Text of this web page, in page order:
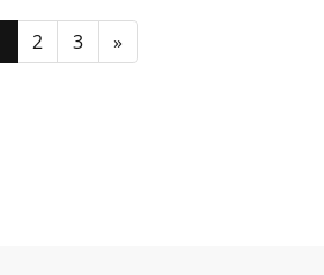
2 3 »